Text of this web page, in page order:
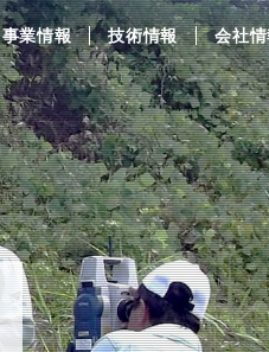
事業情報 技術情報 会社